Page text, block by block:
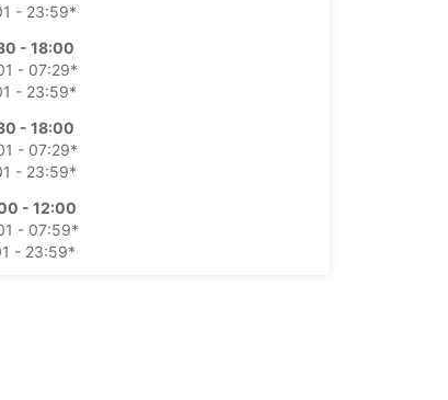
- 23:59*
- 18:00
- 07:29*
- 23:59*
- 18:00
- 07:29*
- 23:59*
- 12:00
- 07:59*
- 23:59*